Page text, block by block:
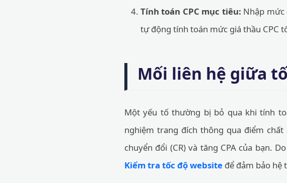
Tính toán CPC mục tiêu: Nhập mức
tự động tính toán mức giá thầu CPC
Mối liên hệ giữa
Một yếu tố thường bị bỏ qua khi tính
nghiệm trang đích thông qua điểm
chuyển đổi (CR) và tăng CPA của bạn.
Kiểm tra tốc độ website để đảm bảo hệ